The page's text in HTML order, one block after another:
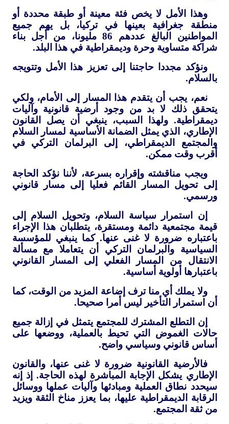
وهذا الأمل لا يخص فئة معينة أو طبقة محددة أو
منطقة جغرافية بعينها في تركيا، بل يهم جميع
المواطنين البالغ عددهم 86 مليونا، من أجل بناء
شراكة متساوية وحرة وديمقراطية في هذا البلد.
ونؤكد مجددا حاجتنا إلى تعزيز هذا الأمل وتتويجه
بالسلام.
نعم، يجب أن يتقدم هذا المسار إلى الأمام، ولكي
يتحقق ذلك لا بد من وجود أرضية قانونية وآليات
ديمقراطية. ولهذا السبب، ينبغي أن يصل القانون
الإطاري، الذي يمثل الضمانة الأساسية لمسار السلام
والمجتمع الديمقراطي، إلى البرلمان التركي في
أقرب وقت ممكن.
ويجب مناقشته وإقراره بسرعة، لأننا نؤكد الحاجة
إلى تحويل المسار القائم فعليا إلى مسار قانوني
ورسمي.
إن استمرار سياسة السلام، وتحويل السلام إلى
قيمة مجتمعية دائمة ومستقرة، يتطلبان هذا الإجراء
باعتباره ضرورة لا غنى عنها. كما ينبغي للمؤسسة
السياسية والبرلمان التركي أن يتعاملا مع مسألة
الانتقال من المسار الفعلي إلى المسار القانوني
باعتبارها أولوية أساسية.
ولا يملك أي منا ترف إضاعة المزيد من الوقت، كما
أن استمرار التأخير ليس أمرا صحيحا.
إن التطلع المشترك للمجتمع يتمثل في إزالة جميع
حالات الغموض التي تحيط بالعملية، ووضعها على
أساس قانوني وسياسي واضح.
فالأرضية القانونية ضرورة لا غنى عنها، والقانون
الإطاري يشكل الإجابة المباشرة لهذه الحاجة. إذ إنه
سيحدد نطاق العملية ومبادئها وآليات عملها ووسائل
الرقابة الديمقراطية عليها، بما يعزز مناخ الثقة ويزيد
من ثقة المجتمع.